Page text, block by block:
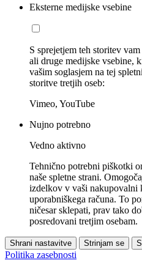
Eksterne medijske vsebine
S sprejetjem teh storitev
ali druge medijske vsebine,
vašim soglasjem na tej
storitve tretjih oseb:
Vimeo, YouTube
Nujno potrebno
Vedno aktivno
Tehnično potrebni piškotki
naše spletne strani.
izdelkov v vaši nakupovalni
uporabniškega računa. To
ničesar sklepati, prav tako
posredovani tretjim osebam.
Shrani nastavitve Strinjam se
Politika zasebnosti